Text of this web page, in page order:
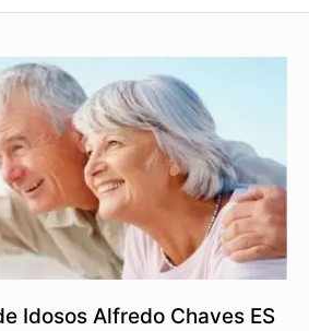
Idosos Alfredo Chaves ES